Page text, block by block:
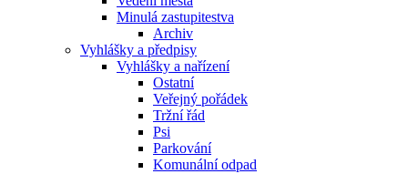
Minulá zastupitestva
Archiv
Vyhlášky a předpisy
Vyhlášky a nařízení
Ostatní
Veřejný pořádek
Tržní řád
Psi
Parkování
Komunální odpad